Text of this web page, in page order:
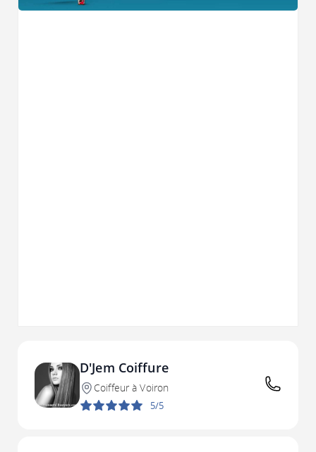
D'Jem Coiffure
Coiffeur à Voiron
5/5